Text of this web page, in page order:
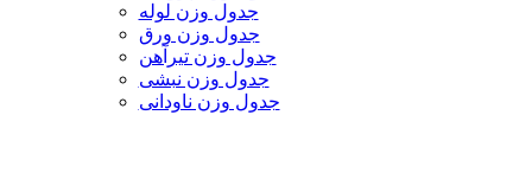
جدول وزن لوله
جدول وزن ورق
جدول وزن تیرآهن
جدول وزن نبشی
جدول وزن ناودانی